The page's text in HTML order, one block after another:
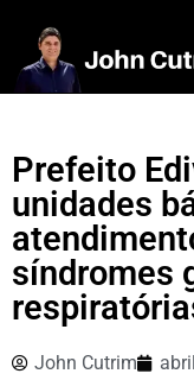
Prefeito
unidades
síndromes
John Cutrim